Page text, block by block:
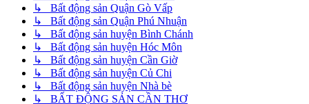
↳ Bất động sản Quận Gò Vấp
↳ Bất động sản Quận Phú Nhuận
↳ Bất động sản huyện Bình Chánh
↳ Bất động sản huyện Hóc Môn
↳ Bất động sản huyện Cần Giờ
↳ Bất động sản huyện Củ Chi
↳ Bất động sản huyện Nhà bè
↳ BẤT ĐỘNG SẢN CẦN THƠ